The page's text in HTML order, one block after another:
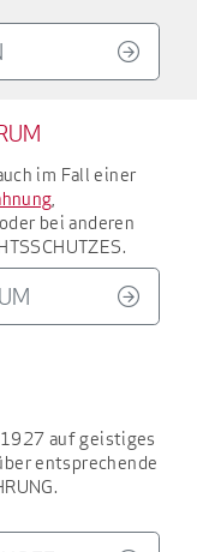
im Fall einer
,
oder bei anderen
.
auf geistiges
entsprechende
.